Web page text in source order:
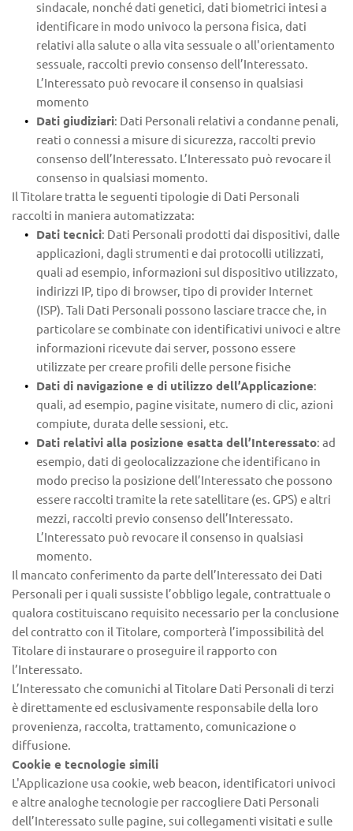
sindacale, nonché dati genetici, dati biometrici intesi a
identificare in modo univoco la persona fisica, dati
relativi alla salute o alla vita sessuale o all'orientamento
sessuale, raccolti previo consenso dell’Interessato.
L’Interessato può revocare il consenso in qualsiasi
momento
Dati giudiziari: Dati Personali relativi a condanne penali,
reati o connessi a misure di sicurezza, raccolti previo
consenso dell’Interessato. L’Interessato può revocare il
consenso in qualsiasi momento.
Il Titolare tratta le seguenti tipologie di Dati Personali
raccolti in maniera automatizzata:
Dati tecnici: Dati Personali prodotti dai dispositivi, dalle
applicazioni, dagli strumenti e dai protocolli utilizzati,
quali ad esempio, informazioni sul dispositivo utilizzato,
indirizzi IP, tipo di browser, tipo di provider Internet
(ISP). Tali Dati Personali possono lasciare tracce che, in
particolare se combinate con identificativi univoci e altre
informazioni ricevute dai server, possono essere
utilizzate per creare profili delle persone fisiche
Dati di navigazione e di utilizzo dell’Applicazione:
quali, ad esempio, pagine visitate, numero di clic, azioni
compiute, durata delle sessioni, etc.
Dati relativi alla posizione esatta dell’Interessato: ad
esempio, dati di geolocalizzazione che identificano in
modo preciso la posizione dell’Interessato che possono
essere raccolti tramite la rete satellitare (es. GPS) e altri
mezzi, raccolti previo consenso dell’Interessato.
L’Interessato può revocare il consenso in qualsiasi
momento.
Il mancato conferimento da parte dell’Interessato dei Dati
Personali per i quali sussiste l’obbligo legale, contrattuale o
qualora costituiscano requisito necessario per la conclusione
del contratto con il Titolare, comporterà l’impossibilità del
Titolare di instaurare o proseguire il rapporto con
l’Interessato.
L’Interessato che comunichi al Titolare Dati Personali di terzi
è direttamente ed esclusivamente responsabile della loro
provenienza, raccolta, trattamento, comunicazione o
diffusione.
Cookie e tecnologie simili
L'Applicazione usa cookie, web beacon, identificatori univoci
e altre analoghe tecnologie per raccogliere Dati Personali
dell’Interessato sulle pagine, sui collegamenti visitati e sulle